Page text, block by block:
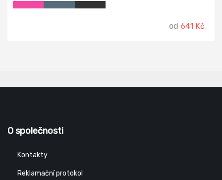
od 641 Kč
O společnosti
Kontakty
Reklamační protokol